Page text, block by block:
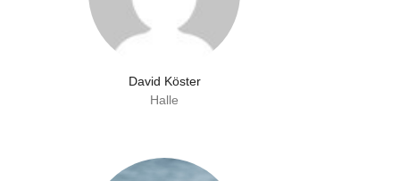
David Köster
Halle